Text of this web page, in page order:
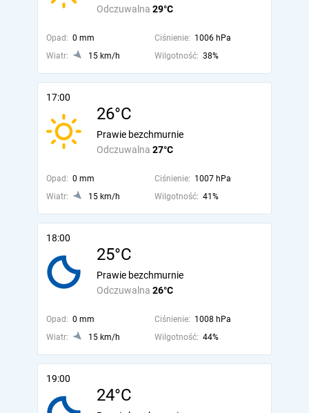
Odczuwalna 29°C
Opad: 0 mm Ciśnienie: 1006 hPa
Wiatr:
15 km/h Wilgotność: 38%
17:00
26°C
Odczuwalna 27°C
Prawie bezchmurnie
Opad: 0 mm Ciśnienie: 1007 hPa
Wiatr:
15 km/h Wilgotność: 41%
18:00
25°C
Odczuwalna 26°C
Prawie bezchmurnie
Opad: 0 mm Ciśnienie: 1008 hPa
Wiatr:
15 km/h Wilgotność: 44%
19:00
24°C